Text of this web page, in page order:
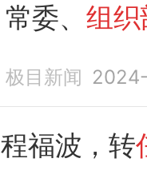
常委、 组织
极目新闻
程福波，转